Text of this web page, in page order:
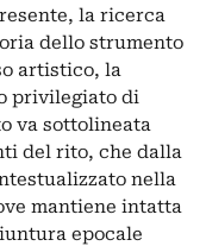
la ricerca
dello strumento
artistico, la
privilegiato di
va sottolineata
del rito, che dalla
nella
mantiene intatta
epocale